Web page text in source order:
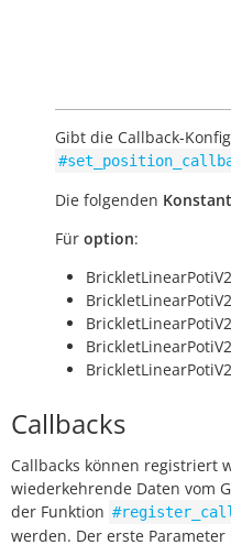
Gibt die Callback-
Die folgenden
Für option:
Callbacks
Callbacks können registriert
wiederkehrende Daten vom
der Funktion
werden. Der erste